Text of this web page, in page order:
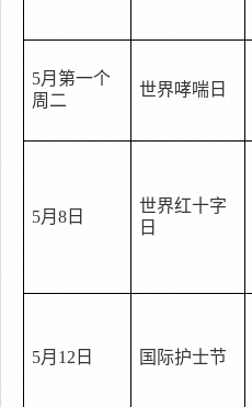
5月第一个
周二
世界哮喘日
5月8 日
世界红十字
日
5月 12 日 国际护士节